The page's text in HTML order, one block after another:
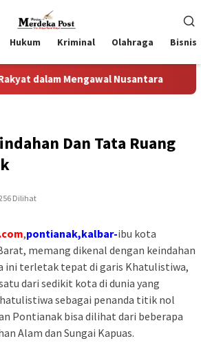
Hukum Kriminal Olahraga Bisnis
Nusantara IWL Bersurat
Dan Tata Ruang
Dilihat
,pontianak,kalbar-ibu kota
memang dikenal dengan keindahan
ini terletak tepat di garis Khatulistiwa,
dari sedikit kota di dunia yang
sebagai penanda titik nol
Pontianak bisa dilihat dari beberapa
Alam dan Sungai Kapuas.